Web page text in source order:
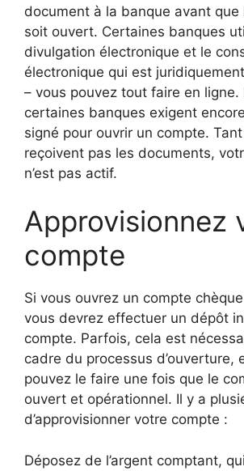
document à la banque avant que
soit ouvert. Certaines banques
divulgation électronique et le
électronique qui est
– vous pouvez tout faire en ligne.
certaines banques exigent
signé pour ouvrir un compte. Tant
reçoivent pas les documents,
n’est pas actif.
Approvisionnez
compte
Si vous ouvrez un compte chèque
vous devrez effectuer un dépôt
compte. Parfois, cela est
cadre du processus d’ouverture,
pouvez le faire une fois que le
ouvert et opérationnel. Il y a
d’approvisionner votre compte :
Déposez de l’argent comptant,